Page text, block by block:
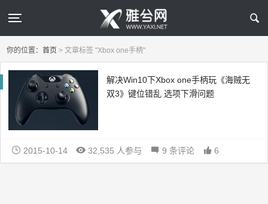
你的位置：首页 > 文章标签 "Xbox one手柄"
解决Win10下Xbox one手柄玩《海贼无
双3》键位错乱 选项下滑问题
2015-10-14 32,535 人参与 9 条评论 6